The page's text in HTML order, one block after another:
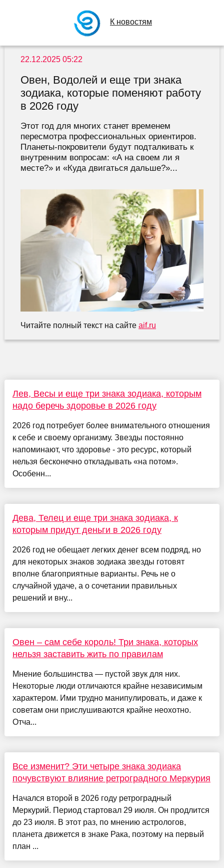
К новостям
22.12.2025 05:22
Овен, Водолей и еще три знака
зодиака, которые поменяют работу
в 2026 году
Этот год для многих станет временем
пересмотра профессиональных ориентиров.
Планеты-покровители будут подталкивать к
внутренним вопросам: «А на своем ли я
месте?» и «Куда двигаться дальше?»...
Читайте полный текст на сайте aif.ru
Лев, Весы и еще три знака зодиака, которым
надо беречь здоровье в 2026 году
2026 год потребует более внимательного отношения
к себе и своему организму. Звезды постоянно
напоминают, что здоровье - это ресурс, который
нельзя бесконечно откладывать «на потом».
Особенн...
Дева, Телец и еще три знака зодиака, к
которым придут деньги в 2026 году
2026 год не обещает легких денег всем подряд, но
для некоторых знаков зодиака звезды готовят
вполне благоприятные варианты. Речь не о
случайной удаче, а о сочетании правильных
решений и вну...
Овен – сам себе король! Три знака, которых
нельзя заставить жить по правилам
Мнение большинства — пустой звук для них.
Некоторые люди отличаются крайне независимым
характером. Ими трудно манипулировать, и даже к
советам они прислушиваются крайне неохотно.
Отча...
Все изменит? Эти четыре знака зодиака
почувствуют влияние ретроградного Меркурия
Начался второй в 2026 году ретроградный
Меркурий. Период стартовал 29 июля. Он продлится
до 23 июля. В этот раз, по мнению астрологов,
планета движется в знаке Рака, поэтому на первый
план ...